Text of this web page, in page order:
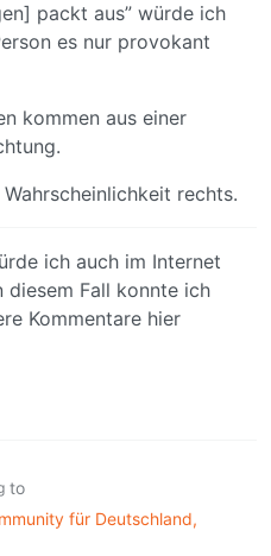
packt aus” würde ich
es nur provokant
kommen aus einer
rechts.
ich auch im Internet
diesem Fall konnte ich
Kommentare hier
to
für Deutschland,